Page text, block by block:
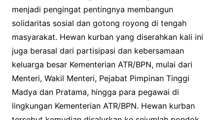
menjadi pengingat pentingnya membangun
solidaritas sosial dan gotong royong di tengah
masyarakat. Hewan kurban yang diserahkan kali ini
juga berasal dari partisipasi dan kebersamaan
keluarga besar Kementerian ATR/BPN, mulai dari
Menteri, Wakil Menteri, Pejabat Pimpinan Tinggi
Madya dan Pratama, hingga para pegawai di
lingkungan Kementerian ATR/BPN. Hewan kurban